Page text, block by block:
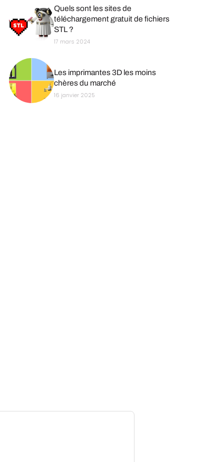
Quels sont les sites de
téléchargement gratuit de fichiers
STL ?
17 mars 2024
Les imprimantes 3D les moins
chères du marché
16 janvier 2025